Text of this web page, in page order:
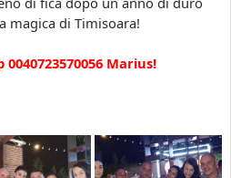
magica di Timisoara!
Marius!